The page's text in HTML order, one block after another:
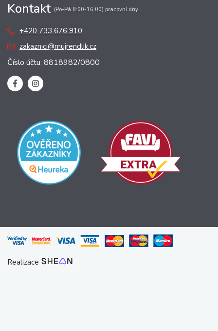
Kontakt (Po-Pá 8:00-16:00) pracovní dny
+420 733 676 910
zakaznici@mujrendlik.cz
Číslo účtu: 8818982/0800
Realizace